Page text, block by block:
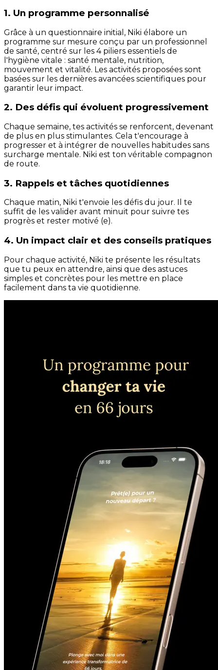
1. Un programme personnalisé
Grâce à un questionnaire initial, Niki élabore un
programme sur mesure conçu par un professionnel
de santé, centré sur les 4 piliers essentiels de
l'hygiène vitale : santé mentale, nutrition,
mouvement et vitalité. Les activités proposées sont
basées sur les dernières avancées scientifiques pour
garantir leur impact.
2. Des défis qui évoluent progressivement
Chaque semaine, tes activités se renforcent, devenant
de plus en plus stimulantes. Cela t'encourage à
progresser et à intégrer de nouvelles habitudes sans
surcharge mentale. Niki est ton véritable compagnon
de route.
3. Rappels et tâches quotidiennes
Chaque matin, Niki t'envoie les défis du jour. Il te
suffit de les valider avant minuit pour suivre tes
progrès et rester motivé (e).
4. Un impact clair et des conseils pratiques
Pour chaque activité, Niki te présente les résultats
que tu peux en attendre, ainsi que des astuces
simples et concrètes pour les mettre en place
facilement dans ta vie quotidienne.